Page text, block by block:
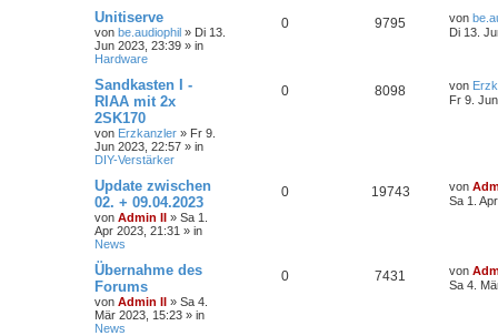
Unitiserve
von be.audiophil » Di 13.
Jun 2023, 23:39 » in
Hardware
0 9795 von
Di 13.
Sandkasten I -
RIAA mit 2x
2SK170
von Erzkanzler » Fr 9.
Jun 2023, 22:57 » in
DIY-Verstärker
0 8098 von
Fr 9.
Update zwischen
02. + 09.04.2023
von Admin II » Sa 1.
Apr 2023, 21:31 » in
News
0 19743 von
Sa 1.
Übernahme des
Forums
von Admin II » Sa 4.
Mär 2023, 15:23 » in
News
0 7431 von
Sa 4.